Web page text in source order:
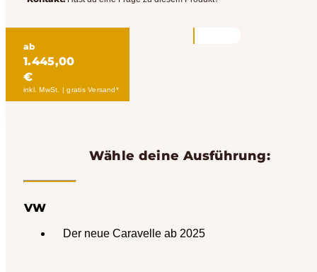
ab
1.445,00
€
inkl. MwSt. | gratis Versand*
Wähle deine Ausführung:
VW
Der neue Caravelle ab 2025